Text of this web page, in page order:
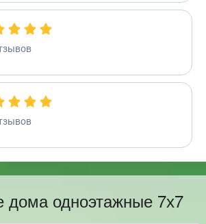
дома одноэтажные 7х7